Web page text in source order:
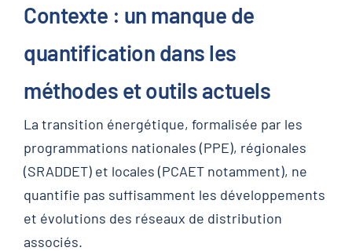
Contexte : un manque de
quantification dans les
méthodes et outils actuels
La transition énergétique, formalisée par les
programmations nationales (PPE), régionales
(SRADDET) et locales (PCAET notamment), ne
quantifie pas suffisamment les développements
et évolutions des réseaux de distribution
associés.